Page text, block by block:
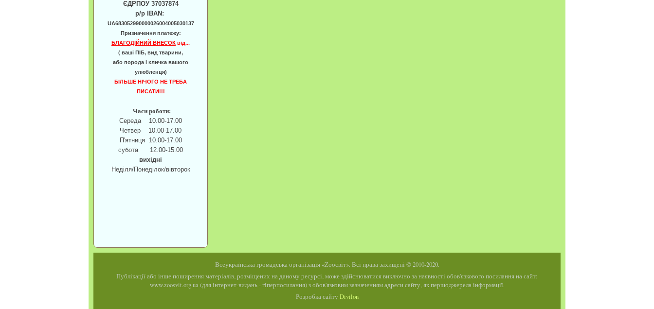
ЄДРПОУ 37037874
р/р IBAN:
UA683052990000026004005030137
Призначення платежу:
БЛАГОДІЙНИЙ ВНЕСОК від...
( ваші ПІБ, вид тварини,
або порода і кличка вашого
улюбленця)
БІЛЬШЕ НІЧОГО НЕ ТРЕБА
ПИСАТИ!!!
Часи роботи:
Середа 10.00-17.00
Четвер 10.00-17.00
П'ятниця 10.00-17.00
субота 12.00-15.00
вихідні
Неділя/Понеділок/вівторок
Всеукраїнська громадська організація «Zоосвіт». Всі права захищені © 2010-2020.
Публікації або інше поширення матеріалів, розміщених на даному ресурсі, може здійснюватися виключно за наявності обов'язкового посилання на сайт:
www.zoosvit.org.ua (для інтернет-видань - гіперпосилання) з обов'язковим зазначенням адреси сайту, як першоджерела інформації.
Розробка сайтуDivilon